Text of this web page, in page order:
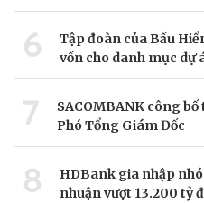
6
Tập đoàn của Bầu
vốn cho danh mục dự
7
SACOMBANK công
Phó Tổng Giám Đốc
8
HDBank gia nhập
nhuận vượt 13.200 tỷ